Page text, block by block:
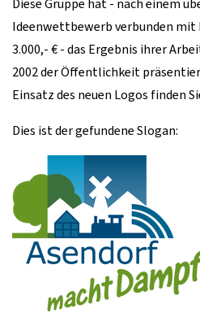
Diese Gruppe hat - nach einem
Ideenwettbewerb verbunden mit
3.000,- € - das Ergebnis ihrer
2002 der Öffentlichkeit
Einsatz des neuen Logos finden
Dies ist der gefundene Slogan: